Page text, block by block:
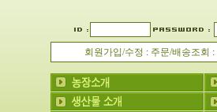
회원가입/수정 : 주문/배송조회 :